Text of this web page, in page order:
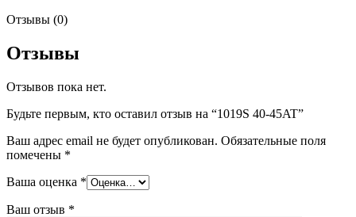
Отзывы (0)
Отзывы
Отзывов пока нет.
Будьте первым, кто оставил отзыв на “1019S 40-45AT”
Ваш адрес email не будет опубликован. Обязательные поля
помечены *
Ваша оценка *
Ваш отзыв *